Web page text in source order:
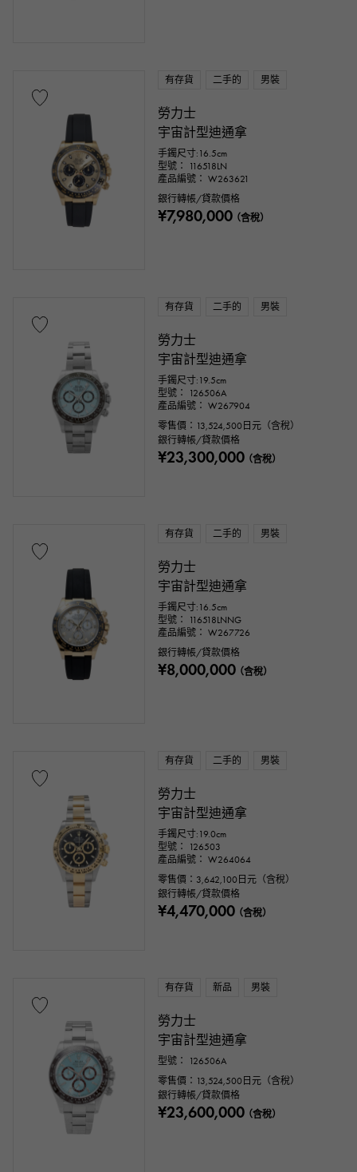
有存貨 二手的 男裝
勞力士
宇宙計型迪通拿
手鐲尺寸:16.5cm
型號： 116518LN
產品編號： W263621
銀行轉帳/貸款價格
¥7,980,000（含稅）
有存貨 二手的 男裝
勞力士
宇宙計型迪通拿
手鐲尺寸:19.5cm
型號： 126506A
產品編號： W267904
零售價： 13,524,500 日元（含稅）
銀行轉帳/貸款價格
¥23,300,000（含稅）
有存貨 二手的 男裝
勞力士
宇宙計型迪通拿
手鐲尺寸:16.5cm
型號： 116518LNNG
產品編號： W267726
銀行轉帳/貸款價格
¥8,000,000（含稅）
有存貨 二手的 男裝
勞力士
宇宙計型迪通拿
手鐲尺寸:19.0cm
型號： 126503
產品編號： W264064
零售價： 3,642,100 日元（含稅）
銀行轉帳/貸款價格
¥4,470,000（含稅）
有存貨 新品 男裝
勞力士
宇宙計型迪通拿
型號： 126506A
零售價： 13,524,500 日元（含稅）
銀行轉帳/貸款價格
¥23,600,000（含稅）